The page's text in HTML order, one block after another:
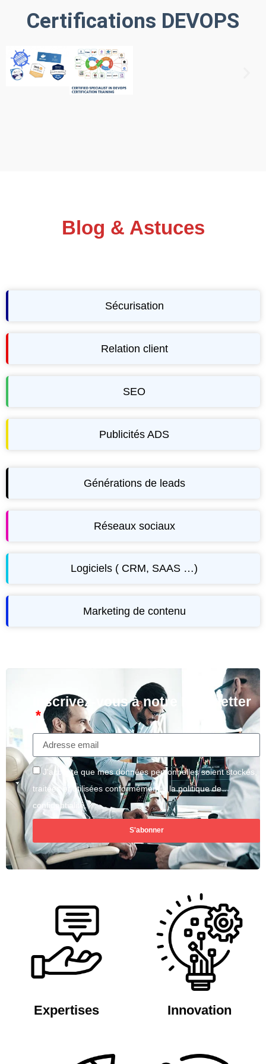
Certifications DEVOPS
Blog & Astuces
Sécurisation
Relation client
SEO
Publicités ADS
Générations de leads
Réseaux sociaux
Logiciels ( CRM, SAAS …)
Marketing de contenu
Inscrivez-vous à notre Newsletter
J'accepte que mes données personnelles soient stockés,
traitées et utilisées conformément à la politique de
confidentialité.
S'abonner
Expertises Innovation